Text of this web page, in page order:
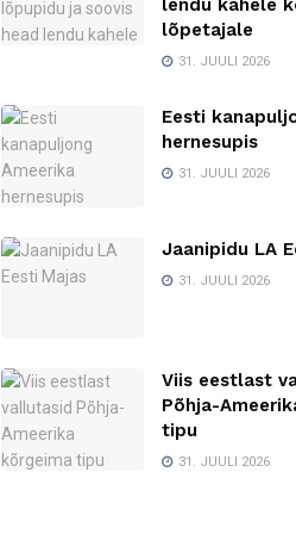
lendu kahele
lõpetajale
31. JUULI 2026
Eesti
hernesupis
31. JUULI 2026
Jaanipidu LA
31. JUULI 2026
Viis eestlast
Põhja-
tipu
31. JUULI 2026